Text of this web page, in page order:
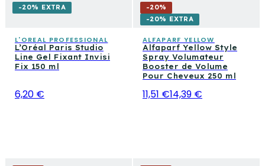
-20% EXTRA
L'OREAL PROFESSIONAL
L’Oréal Paris Studio
Line Gel Fixant Invisi
Fix 150 ml
6,20 €
-20%
-20% EXTRA
ALFAPARF YELLOW
Alfaparf Yellow Style
Spray Volumateur
Booster de Volume
Pour Cheveux 250 ml
11,51 €14,39 €